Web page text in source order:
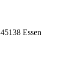
Essen